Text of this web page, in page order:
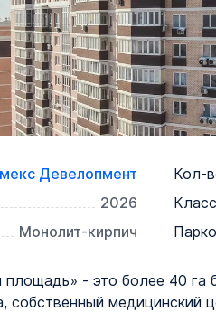
Девелопмент Кол-
2026 Класс
Монолит-кирпич
площадь» - это более 40 га
собственный медицинский